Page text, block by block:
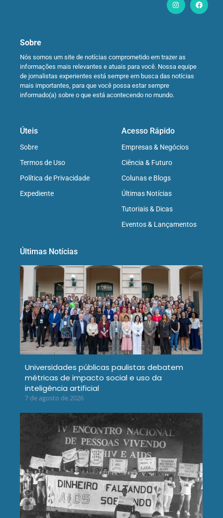
Sobre
Nós somos um site de notícias comprometido em trazer as
informações mais relevantes e atuais para você. Nossa equipe
de jornalistas experientes está sempre em busca das notícias
mais importantes, para que você possa estar sempre
informado(a) sobre o que está acontecendo no mundo.
Úteis
Sobre
Termos de Uso
Política de Privacidade
Expediente
Acesso Rápido
Empresas & Negócios
Ciência & Futuro
Colunas e Blogs
Últimas Notícias
Tutoriais & Dicas
Eventos & Lançamentos
Últimas Notícias
Universidades públicas paulistas debatem
métricas de impacto social e uso da
inteligência artificial
7 de agosto de 2026